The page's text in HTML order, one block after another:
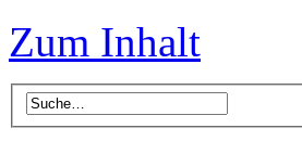
Zum Inhalt